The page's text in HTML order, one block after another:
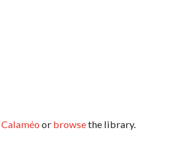
Calaméo or browsethe library.